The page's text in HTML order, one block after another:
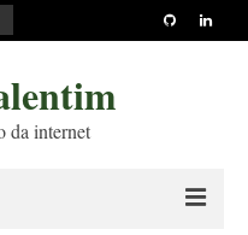
da internet